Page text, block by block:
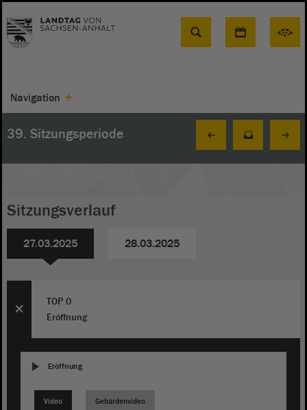
Suche
Navigation
39. Sitzungsperiode
Sitzungsverlauf
27.03.2025 28.03.2025
TOP 0
Eröffnung
Eröffnung
Video Gebärdenvideo